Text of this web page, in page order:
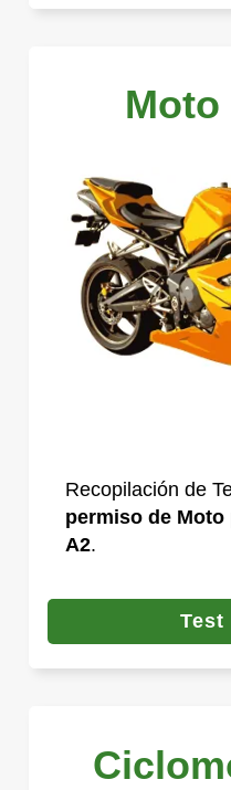
Moto
Recopilación de
permiso de Moto
A2.
Test